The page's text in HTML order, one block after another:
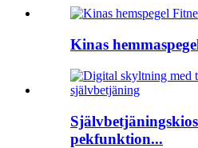
Kinas
pekfunktion...